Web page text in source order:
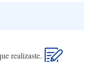
realizaste.